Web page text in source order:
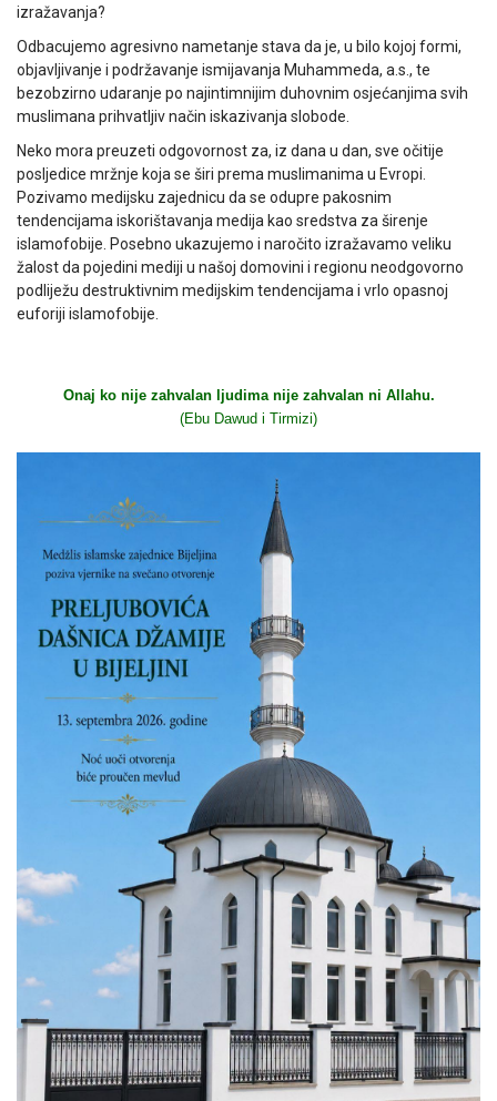
izražavanja?
Odbacujemo agresivno nametanje stava da je, u bilo kojoj formi,
objavljivanje i podržavanje ismijavanja Muhammeda, a.s., te
bezobzirno udaranje po najintimnijim duhovnim osjećanjima svih
muslimana prihvatljiv način iskazivanja slobode.
Neko mora preuzeti odgovornost za, iz dana u dan, sve očitije
posljedice mržnje koja se širi prema muslimanima u Evropi.
Pozivamo medijsku zajednicu da se odupre pakosnim
tendencijama iskorištavanja medija kao sredstva za širenje
islamofobije. Posebno ukazujemo i naročito izražavamo veliku
žalost da pojedini mediji u našoj domovini i regionu neodgovorno
podliježu destruktivnim medijskim tendencijama i vrlo opasnoj
euforiji islamofobije.
Onaj ko nije zahvalan ljudima nije zahvalan ni Allahu.
(Ebu Dawud i Tirmizi)